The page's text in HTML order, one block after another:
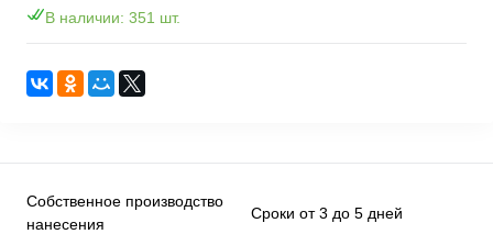
В наличии: 351 шт.
Собственное производство
нанесения
Сроки от 3 до 5 дней